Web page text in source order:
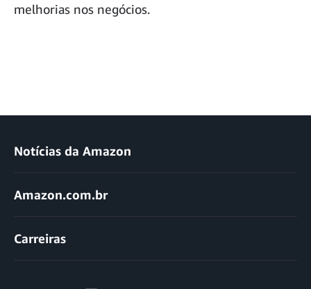
melhorias nos negócios.
Notícias da Amazon
Amazon.com.br
Carreiras